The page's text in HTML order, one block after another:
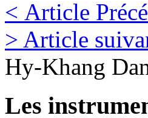
< Article
> Article
Hy-Khang
Les